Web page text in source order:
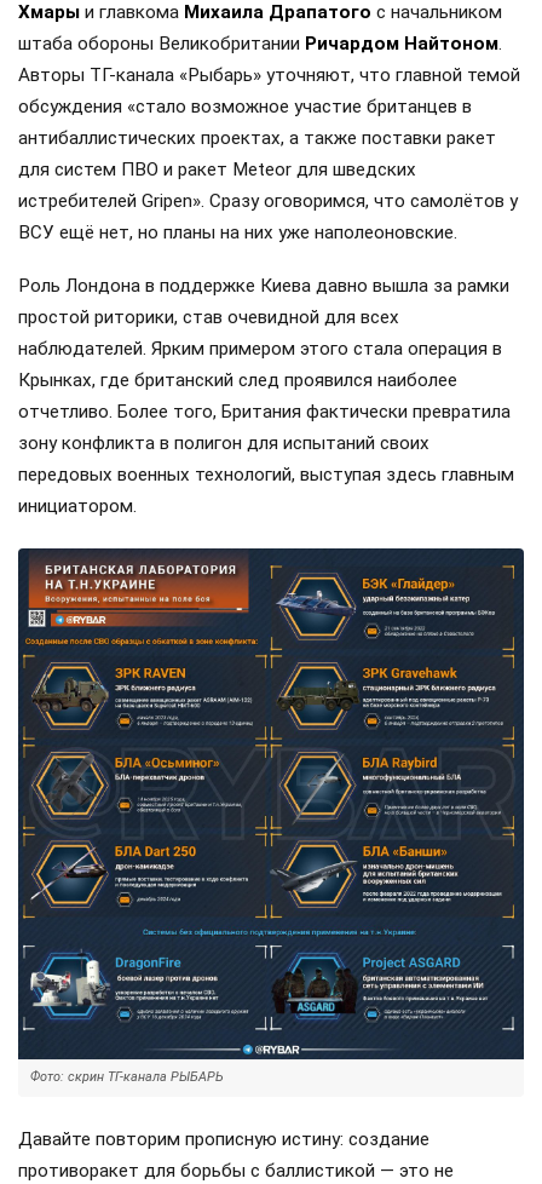
Хмары и главкома Михаила Драпатого с начальником
штаба обороны Великобритании Ричардом Найтоном.
Авторы ТГ-канала «Рыбарь» уточняют, что главной темой
обсуждения «стало возможное участие британцев в
антибаллистических проектах, а также поставки ракет
для систем ПВО и ракет Meteor для шведских
истребителей Gripen». Сразу оговоримся, что самолётов у
ВСУ ещё нет, но планы на них уже наполеоновские.
Роль Лондона в поддержке Киева давно вышла за рамки
простой риторики, став очевидной для всех
наблюдателей. Ярким примером этого стала операция в
Крынках, где британский след проявился наиболее
отчетливо. Более того, Британия фактически превратила
зону конфликта в полигон для испытаний своих
передовых военных технологий, выступая здесь главным
инициатором.
Фото: скрин ТГ-канала РЫБАРЬ
Давайте повторим прописную истину: создание
противоракет для борьбы с баллистикой — это не